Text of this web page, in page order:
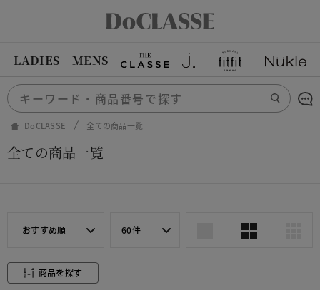
LADIES MENS
DoCLASSE 全ての商品一覧
全ての商品一覧
おすすめ順 60件
商品を探す